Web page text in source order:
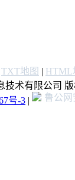
TXT地图 | HTML
技术有限公司
号-3 | 鲁公网